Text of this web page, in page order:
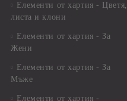
Елементи от хартия - Цветя,
листа и клони
Елементи от хартия - За
Жени
Елементи от хартия - За
Мъже
Елементи от хартия -